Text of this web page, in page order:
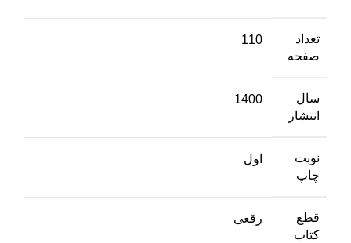
تعداد
صفحه
110
سال
انتشار
1400
نوبت
چاپ
اول
قطع
کتاب
رقعی